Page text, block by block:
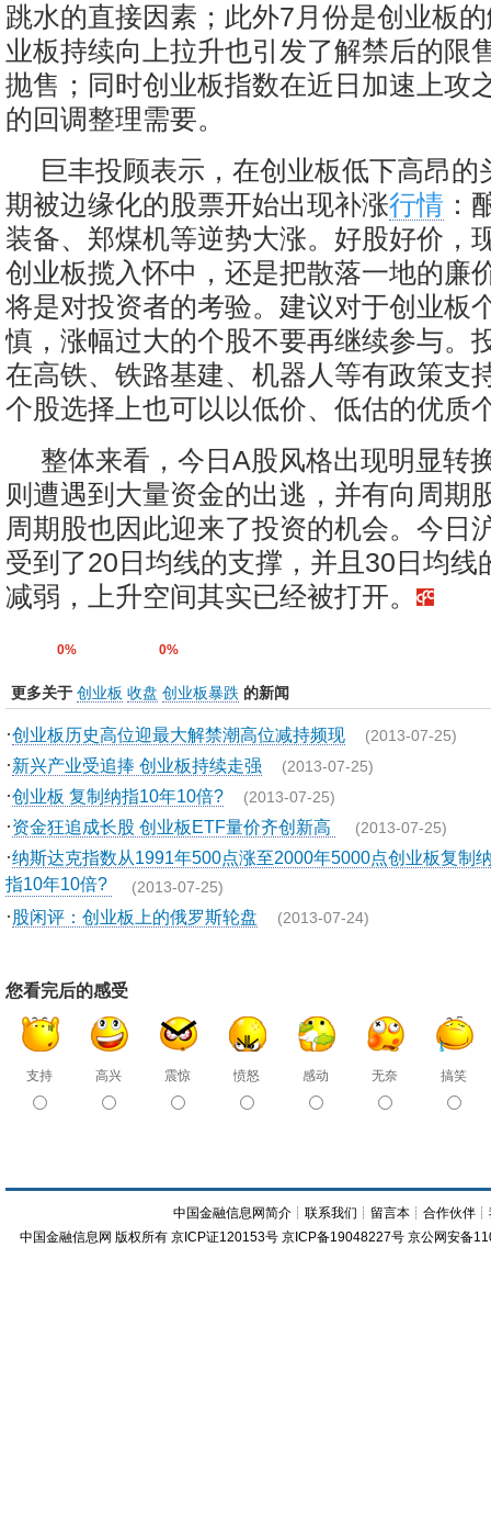
跳水的直接因素；此外7月份是创业板
业板持续向上拉升也引发了解禁后的限
抛售；同时创业板指数在近日加速上攻
的回调整理需要。
巨丰投顾表示，在创业板低下高昂的
期被边缘化的股票开始出现补涨行情 ：
装备、郑煤机等逆势大涨。好股好价，
创业板揽入怀中，还是把散落一地的廉
将是对投资者的考验。建议对于创业板
慎，涨幅过大的个股不要再继续参与。
在高铁、铁路基建、机器人等有政策支
个股选择上也可以以低价、低估的优质
整体来看，今日A股风格出现明显转
则遭遇到大量资金的出逃，并有向周期
周期股也因此迎来了投资的机会。今日
受到了20日均线的支撑，并且30日均线
减弱，上升空间其实已经被打开。
0% 0%
更多关于 创业板 收盘 创业板暴跌 的新闻
·创业板历史高位迎最大解禁潮高位减持频现 (2013-07-25)
·新兴产业受追捧 创业板持续走强 (2013-07-25)
·创业板 复制纳指10年10倍? (2013-07-25)
·资金狂追成长股 创业板ETF量价齐创新高 (2013-07-25)
·纳斯达克指数从1991年500点涨至2000年5000点创业板复制
指10年10倍? (2013-07-25)
· 股闲评：创业板上的俄罗斯轮盘 (2013-07-24)
您看完后的感受
支持 高兴 震惊 愤怒 感动 无奈 搞笑
中国金融信息网简介 ┊联系我们 ┊ 留言本 ┊合作伙伴 ┊
中国金融信息网 版权所有 京ICP证120153号 京ICP备19048227号 京公网安备